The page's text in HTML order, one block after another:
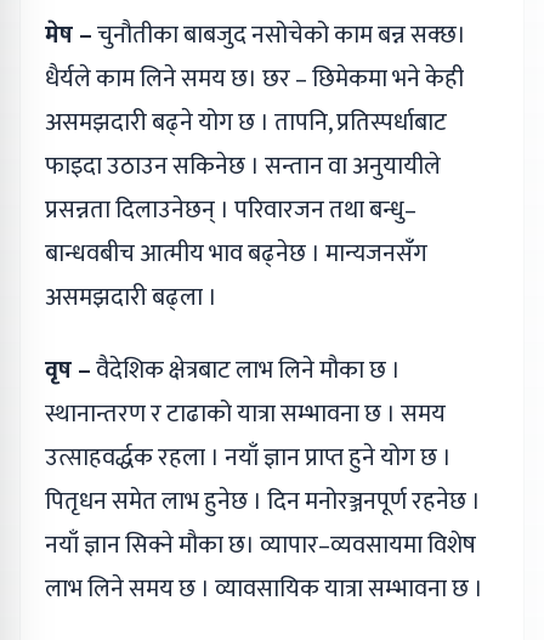
मेष –चुनौतीका बाबजुद नसोचेको काम बन्न सक्छ।
धैर्यले काम लिने समय छ। छर – छिमेकमा भने केही
असमझदारी बढ्ने योग छ । तापनि, प्रतिस्पर्धाबाट
फाइदा उठाउन सकिनेछ । सन्तान वा अनुयायीले
प्रसन्नता दिलाउनेछन् । परिवारजन तथा बन्धु–
बान्धवबीच आत्मीय भाव बढ्नेछ । मान्यजनसँग
असमझदारी बढ्ला ।
वृष –वैदेशिक क्षेत्रबाट लाभ लिने मौका छ ।
स्थानान्तरण र टाढाको यात्रा सम्भावना छ । समय
उत्साहवर्द्धक रहला । नयाँ ज्ञान प्राप्त हुने योग छ ।
पितृधन समेत लाभ हुनेछ । दिन मनोरञ्जनपूर्ण रहनेछ ।
नयाँ ज्ञान सिक्ने मौका छ। व्यापार–व्यवसायमा विशेष
लाभ लिने समय छ । व्यावसायिक यात्रा सम्भावना छ ।